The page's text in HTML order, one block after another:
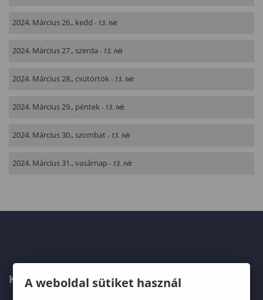
2024. Március 26., kedd - 13. hét
2024. Március 27., szerda - 13. hét
2024. Március 28., csütörtök - 13. hét
2024. Március 29., péntek - 13. hét
2024. Március 30., szombat - 13. hét
2024. Március 31., vasárnap - 13. hét
KARUNK
A weboldal sütiket használ